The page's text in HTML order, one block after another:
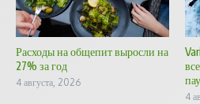
Расходы на общепит выросли на
27% за год
4 августа, 2026
4